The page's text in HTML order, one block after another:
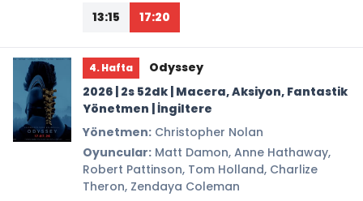
13:15 17:20
4. Hafta
Odyssey
2026 | 2s 52dk | Macera, Aksiyon, Fantastik
Yönetmen | İngiltere
Yönetmen: Christopher Nolan
Oyuncular: Matt Damon, Anne Hathaway,
Robert Pattinson, Tom Holland, Charlize
Theron, Zendaya Coleman